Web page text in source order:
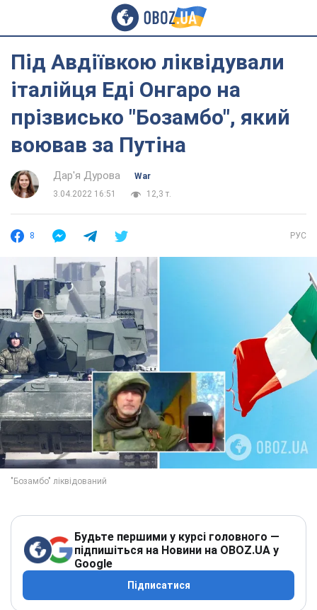
Під Авдіївкою ліквідували
італійця Еді Онгаро на
прізвисько "Бозамбо", який
воював за Путіна
Дар'я Дурова
War
3.04.2022 16:51
12,3 т.
8 РУС
Будьте першими у курсі головного —
підпишіться на Новини на OBOZ.UA у
Google
Підписатися